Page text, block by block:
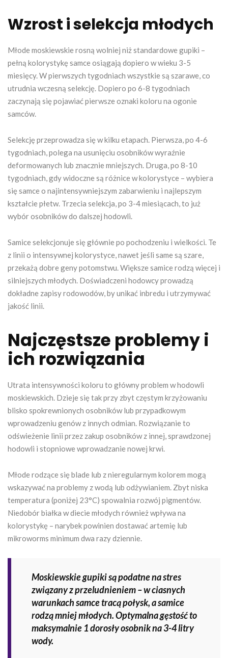
Wzrost i selekcja młodych
Młode moskiewskie rosną wolniej niż standardowe gupiki –
pełną kolorystykę samce osiągają dopiero w wieku 3-5
miesięcy. W pierwszych tygodniach wszystkie są szarawe, co
utrudnia wczesną selekcję. Dopiero po 6-8 tygodniach
zaczynają się pojawiać pierwsze oznaki koloru na ogonie
samców.
Selekcję przeprowadza się w kilku etapach. Pierwsza, po 4-6
tygodniach, polega na usunięciu osobników wyraźnie
deformowanych lub znacznie mniejszych. Druga, po 8-10
tygodniach, gdy widoczne są różnice w kolorystyce – wybiera
się samce o najintensywniejszym zabarwieniu i najlepszym
kształcie płetw. Trzecia selekcja, po 3-4 miesiącach, to już
wybór osobników do dalszej hodowli.
Samice selekcjonuje się głównie po pochodzeniu i wielkości. Te
z linii o intensywnej kolorystyce, nawet jeśli same są szare,
przekażą dobre geny potomstwu. Większe samice rodzą więcej i
silniejszych młodych. Doświadczeni hodowcy prowadzą
dokładne zapisy rodowodów, by unikać inbredu i utrzymywać
jakość linii.
Najczęstsze problemy i
ich rozwiązania
Utrata intensywności koloru to główny problem w hodowli
moskiewskich. Dzieje się tak przy zbyt częstym krzyżowaniu
blisko spokrewnionych osobników lub przypadkowym
wprowadzeniu genów z innych odmian. Rozwiązanie to
odświeżenie linii przez zakup osobników z innej, sprawdzonej
hodowli i stopniowe wprowadzanie nowej krwi.
Młode rodzące się blade lub z nieregularnym kolorem mogą
wskazywać na problemy z wodą lub odżywianiem. Zbyt niska
temperatura (poniżej 23°C) spowalnia rozwój pigmentów.
Niedobór białka w diecie młodych również wpływa na
kolorystykę – narybek powinien dostawać artemię lub
mikroworms minimum dwa razy dziennie.
Moskiewskie gupiki są podatne na stres
związany z przeludnieniem – w ciasnych
warunkach samce tracą połysk, a samice
rodzą mniej młodych. Optymalna gęstość to
maksymalnie 1 dorosły osobnik na 3-4 litry
wody.